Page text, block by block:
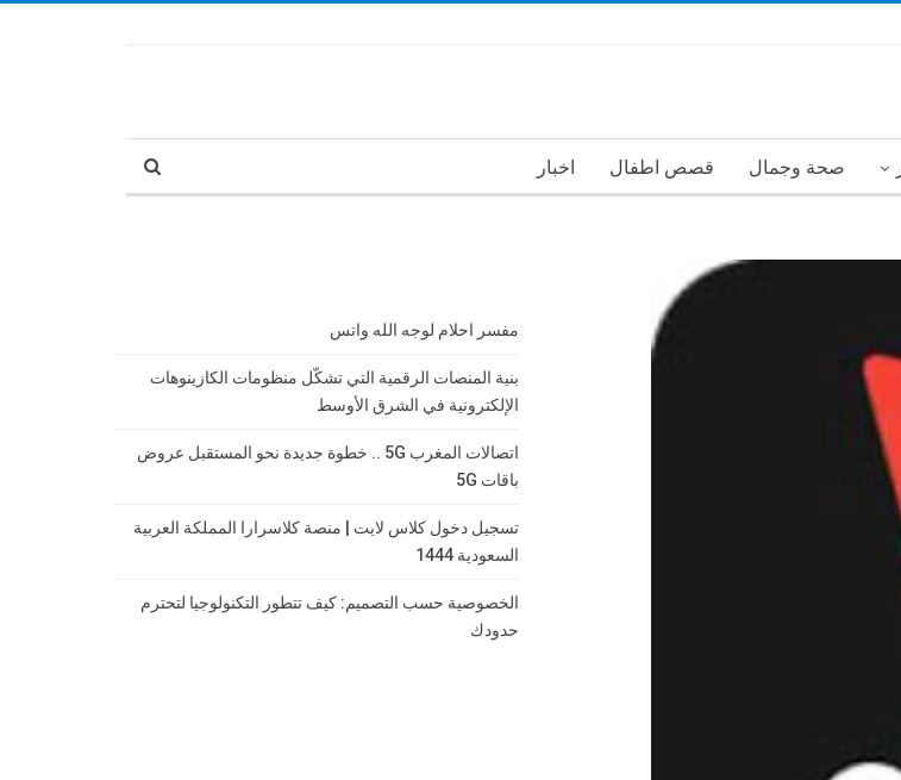
صحة وجمال قصص اطفال اخبار
مفسر احلام لوجه الله واتس
بنية المنصات الرقمية التي تشكّل منظومات الكازينوهات
الإلكترونية في الشرق الأوسط
اتصالات المغرب 5G .. خطوة جديدة نحو المستقبل عروض
باقات 5G
تسجيل دخول كلاس لايت | منصة كلاسرارا المملكة العربية
السعودية 1444
الخصوصية حسب التصميم: كيف تتطور التكنولوجيا لتحترم
حدودك